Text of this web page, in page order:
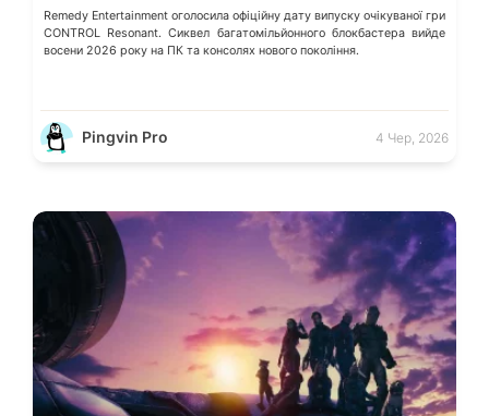
Remedy Entertainment оголосила офіційну дату випуску очікуваної гри
CONTROL Resonant. Сиквел багатомільйонного блокбастера вийде
восени 2026 року на ПК та консолях нового покоління.
Pingvin Pro 4 Чер, 2026